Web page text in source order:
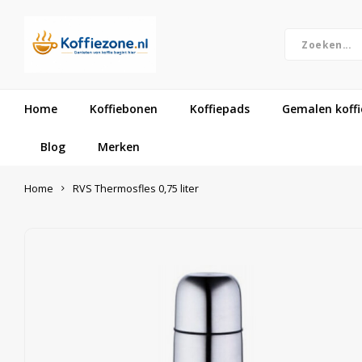
Home Koffiebonen Koffiepads Gemalen
Blog Merken
Home RVS Thermosfles 0,75 liter